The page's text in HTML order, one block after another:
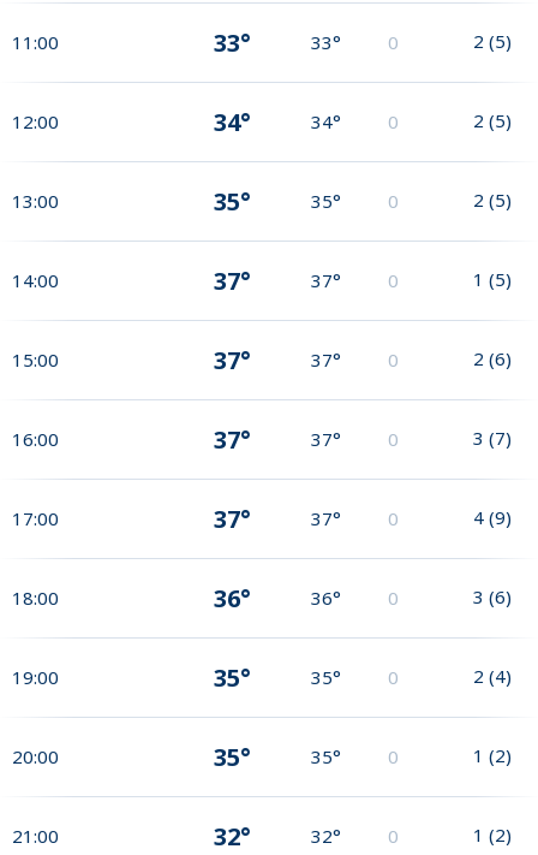
11:00 33° 33° 0 2 (5)
12:00 34° 34° 0 2 (5)
13:00 35° 35° 0 2 (5)
14:00 37° 37° 0 1 (5)
15:00 37° 37° 0 2 (6)
16:00 37° 37° 0 3 (7)
17:00 37° 37° 0 4 (9)
18:00 36° 36° 0 3 (6)
19:00 35° 35° 0 2 (4)
20:00 35° 35° 0 1 (2)
21:00 32° 32° 0 1 (2)